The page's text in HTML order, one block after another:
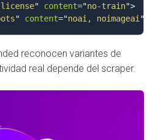
" content="no-train">
" content="noai, noimageai "
reconocen variantes de
real depende del scraper.